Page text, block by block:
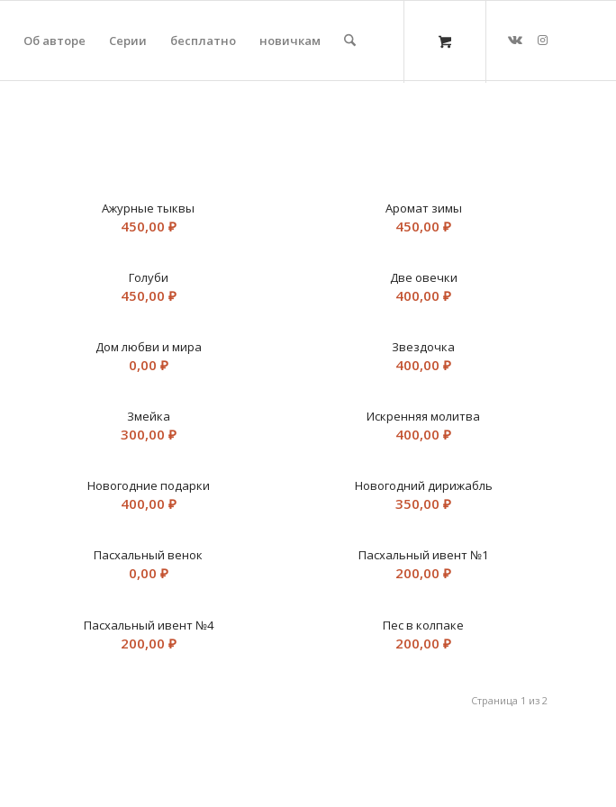
Об авторе Серии бесплатно новичкам
Ажурные тыквы
450,00 ₽
Аромат зимы
450,00₽
Голуби
450,00 ₽
Две овечки
400,00₽
Дом любви и мира
0,00 ₽
Звездочка
400,00₽
Змейка
300,00 ₽
Искренняя молитва
400,00₽
Новогодние подарки
400,00 ₽
Новогодний дирижабль
350,00₽
Пасхальный венок
0,00 ₽
Пасхальный ивент №1
200,00₽
Пасхальный ивент №4
200,00 ₽
Пес в колпаке
200,00₽
Страница 1 из 2